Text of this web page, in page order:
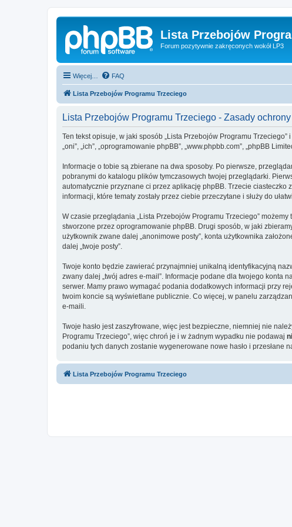
Lista Przebojów
Forum pozytywnie zakręconych wokół LP3
Więcej… FAQ
Lista Przebojów Programu Trzeciego
Lista Przebojów Programu Trzeciego - Zasady
Ten tekst opisuje, w jaki sposób „Lista Przebojów Programu Trzeciego”
„oni”, „ich”, „oprogramowanie phpBB”, „www.phpbb.com”, „phpBB
Informacje o tobie są zbierane na dwa sposoby. Po pierwsze,
pobranymi do katalogu plików tymczasowych twojej przeglądarki.
automatycznie przyznane ci przez aplikację phpBB. Trzecie
informacji, które tematy zostały przez ciebie przeczytane i służy do
W czasie przeglądania „Lista Przebojów Programu Trzeciego”
stworzone przez oprogramowanie phpBB. Drugi sposób, w jaki
użytkownik zwane dalej „anonimowe posty”, konta użytkownika
dalej „twoje posty”.
Twoje konto będzie zawierać przynajmniej unikalną identyfikacyjną
zwany dalej „twój adres e-mail”. Informacje podane dla twojego konta
serwer. Mamy prawo wymagać podania dodatkowych informacji przy
twoim koncie są wyświetlane publicznie. Co więcej, w panelu
e-maili.
Twoje hasło jest zaszyfrowane, więc jest bezpieczne, niemniej nie
Programu Trzeciego”, więc chroń je i w żadnym wypadku nie podawaj
podaniu tych danych zostanie wygenerowane nowe hasło i
Lista Przebojów Programu Trzeciego